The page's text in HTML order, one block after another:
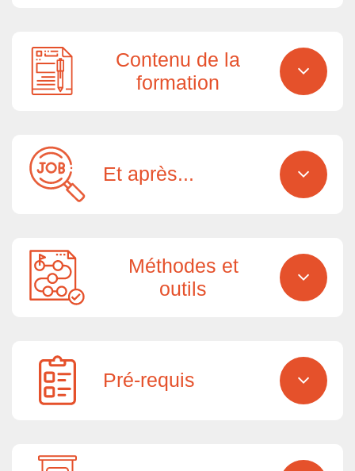
Contenu de la
formation
Et après...
Méthodes et
outils
Pré-requis